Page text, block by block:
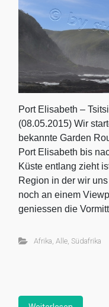
Port Elisabeth –
(08.05.2015) Wir
bekannte Garden
Port Elisabeth bis
Küste entlang zieht
Region in der wir
noch an einem
geniessen die
Afrika Alle, Südafrika